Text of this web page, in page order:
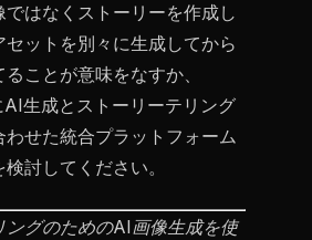
はなくストーリーを作成し
セットを別々に生成してから
ことが意味をなすか、
生成とストーリーテリング
わせた統合プラットフォーム
討してください。
ングのためのAI画像生成を使